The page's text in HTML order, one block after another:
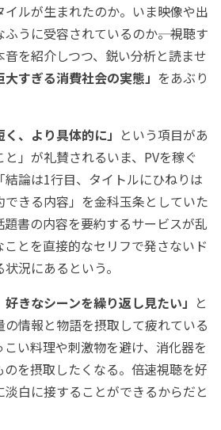
ルが生まれたのか。いま映像や出
うに受容されているのか――。視聴す
を紹介しつつ、鋭い分析と読ませ
大すぎる消費社会の実態」 をあぶり
く、より具体的に」 という項目があ
」が礼賛されるいま、PVを稼ぐ
結論は1行目、タイトルにひねりは
できる内容」を金科玉条としていた
題書の内容を要約するサービスが乱
とを直接的なセリフで発さないド
況にあるという。
好きなシーンを繰り返し見たい」 と
情報と物語を摂取して疲れている
い料理や刺激物を避け、消化器を
を摂取したくなる。倍速視聴を好
白に接することができるからだと